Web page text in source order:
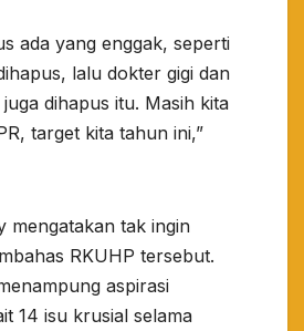
ada yang enggak, seperti
lalu dokter gigi dan
dihapus itu. Masih kita
target kita tahun ini,”
mengatakan tak ingin
RKUHP tersebut.
aspirasi
14 isu krusial selama